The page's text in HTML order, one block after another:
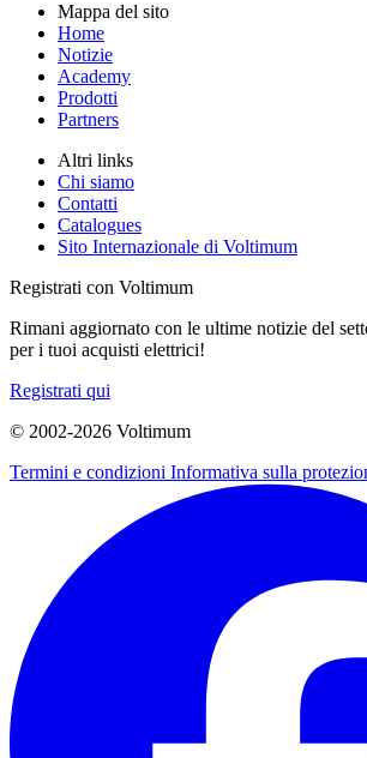
Mappa del sito
Home
Notizie
Academy
Prodotti
Partners
Altri links
Chi siamo
Contatti
Catalogues
Sito Internazionale di Voltimum
Registrati con Voltimum
Rimani aggiornato con le ultime notizie del
per i tuoi acquisti elettrici!
Registrati qui
© 2002-2026 Voltimum
Termini e condizioni Informativa sulla